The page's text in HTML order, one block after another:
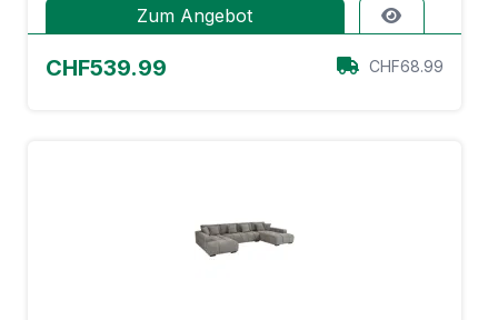
Zum Angebot
CHF539.99 CHF68.99